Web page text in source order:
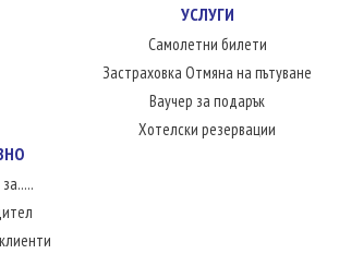
УСЛУГИ
Самолетни билети
Застраховка Отмяна на пътуване
Ваучер за подарък
Хотелски резервации